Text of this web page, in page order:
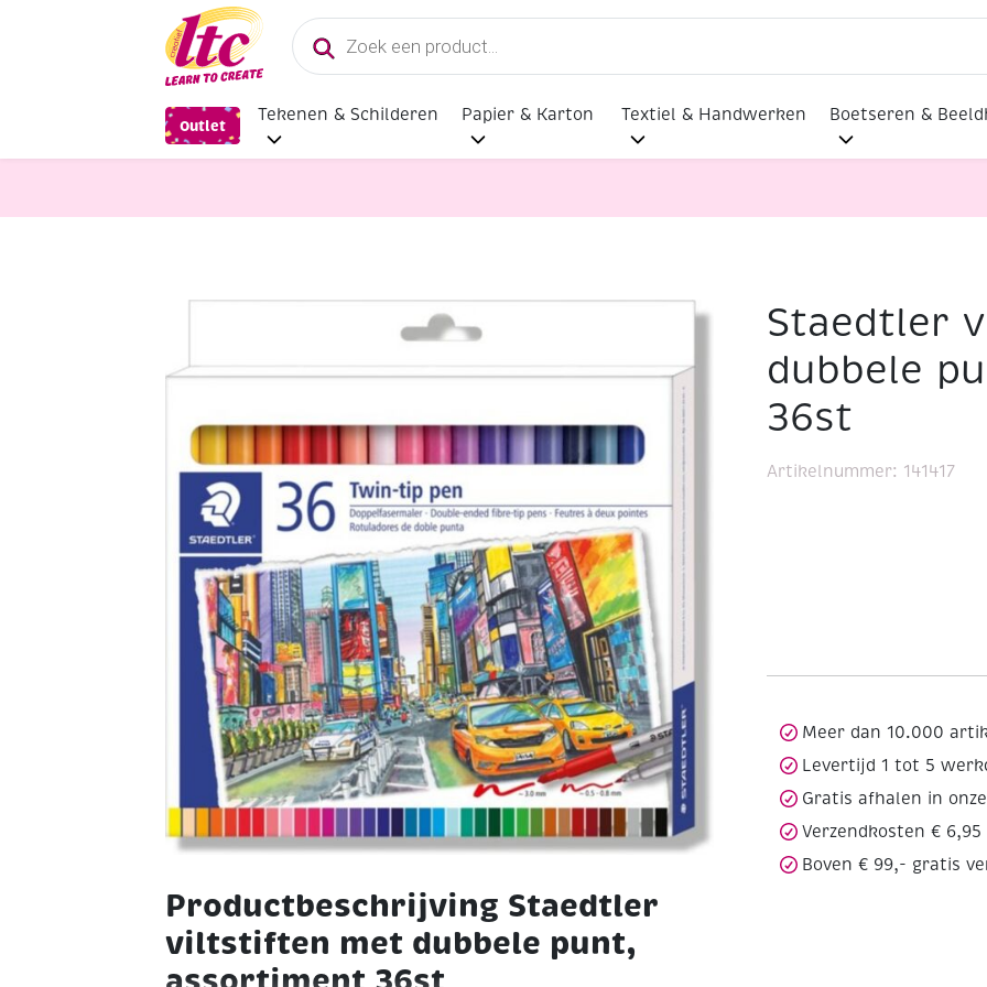
Producten
zoeken
Outlet
Tekenen & Schilderen Papier & Karton Textiel & Handwerken Boetseren &
Staedtler viltstiften met dubbele punt, assortiment 36st
Productbeschrijving Staedtler
viltstiften met dubbele punt,
Staedtler
dubbele
36st
Artikelnummer: 141417
Meer dan 10.000
Levertijd 1 tot 5
Gratis afhalen in
Verzendkosten € 6,95
Boven € 99,- gratis